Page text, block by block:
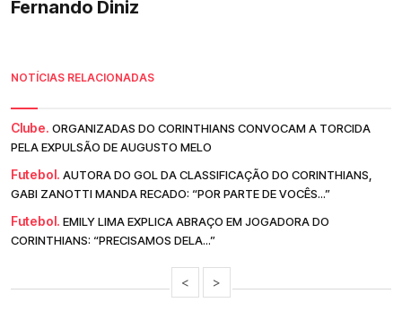
Fernando Diniz
NOTÍCIAS RELACIONADAS
Clube. ORGANIZADAS DO CORINTHIANS CONVOCAM A TORCIDA
PELA EXPULSÃO DE AUGUSTO MELO
Futebol. AUTORA DO GOL DA CLASSIFICAÇÃO DO CORINTHIANS,
GABI ZANOTTI MANDA RECADO: “POR PARTE DE VOCÊS...”
Futebol. EMILY LIMA EXPLICA ABRAÇO EM JOGADORA DO
CORINTHIANS: “PRECISAMOS DELA...”
< >